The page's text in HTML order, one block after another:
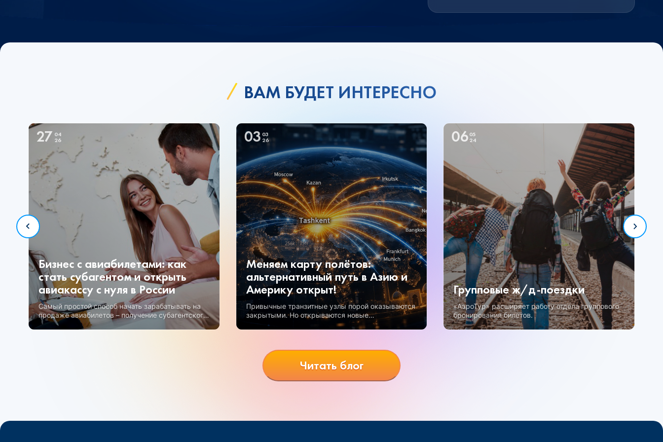
ВАМ БУДЕТ ИНТЕРЕСНО
27 04
26
Бизнес с авиабилетами: как
стать субагентом и открыть
авиакассу с нуля в России
Самый простой способ начать зарабатывать на
продаже авиабилетов – получение субагентского
статуса.
03 03
26
Меняем карту полётов:
альтернативный путь в Азию и
Америку открыт!
Привычные транзитные узлы порой оказываются
закрытыми. Но открываются новые
возможности, и одна из самых перспективных —
полеты через Узбекистан.
0605
24
Групповые ж/д-поездки
«АэроТур» расширяет работу отдела группового
бронирования билетов.
Читать блог